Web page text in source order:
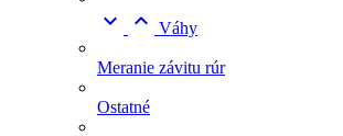
  Váhy
Meranie závitu rúr
Ostatné